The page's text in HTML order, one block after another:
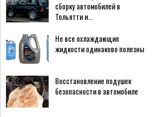
сборку автомобилей в
Тольятти и…
Не все охлаждающие
жидкости одинаково полезны
Восстановление подушек
безопасности в автомобиле